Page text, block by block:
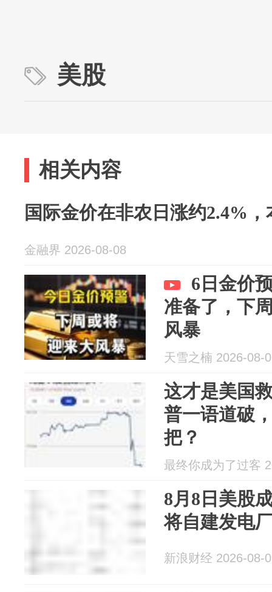
美股
相关内容
国际金价在非农日涨约2.4%
金融界 2026-08-08
6日金价
准备了，下
风暴
天雪之楠 2026-08-
这才是美国
普一语道破
把？
最终你成为了过客
8月8日美股
将自建发电
新浪财经 2026-08-